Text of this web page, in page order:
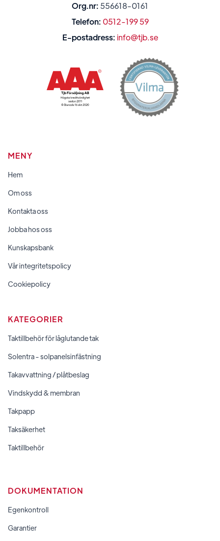
Org.nr: 556618-0161
Telefon: 0512-199 59
E-postadress: info@tjb.se
MENY
Hem
Om oss
Kontakta oss
Jobba hos oss
Kunskapsbank
Vår integritetspolicy
Cookiepolicy
KATEGORIER
Taktillbehör för låglutande tak
Solentra - solpanelsinfästning
Takavvattning / plåtbeslag
Vindskydd & membran
Takpapp
Taksäkerhet
Taktillbehör
DOKUMENTATION
Egenkontroll
Garantier